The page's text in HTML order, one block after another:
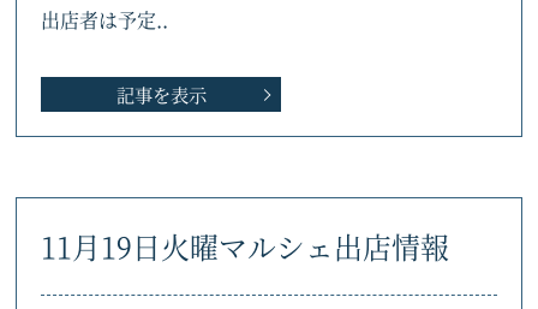
出店者は予定..
記事を表示
11月19日火曜マルシェ出店情報